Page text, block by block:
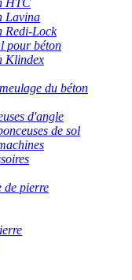
Lavina
Redi-Lock
pour béton
Klindex
du béton
d'angle
de sol
de pierre